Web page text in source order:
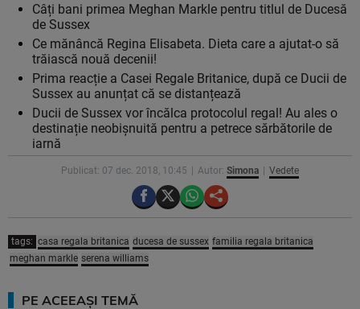
Câți bani primea Meghan Markle pentru titlul de Ducesă
de Sussex
Ce mănâncă Regina Elisabeta. Dieta care a ajutat-o să
trăiască nouă decenii!
Prima reacție a Casei Regale Britanice, după ce Ducii de
Sussex au anunțat că se distanțează
Ducii de Sussex vor încălca protocolul regal! Au ales o
destinație neobișnuită pentru a petrece sărbătorile de
iarnă
Publicat: 07 dec. 2018, 10:45 Autor: Simona Vedete
tags: casa regala britanica ducesa de sussex familia regala britanica
meghan markle serena williams
PE ACEEAȘI TEMĂ